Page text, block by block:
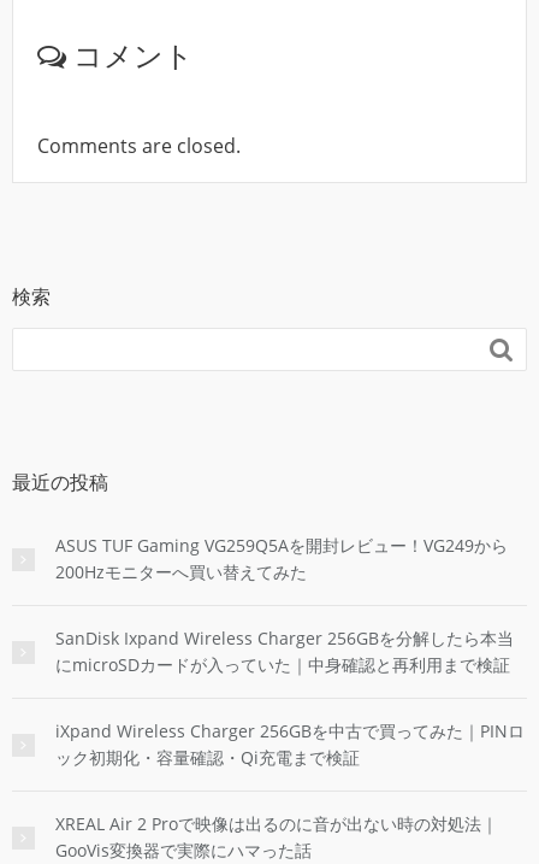
コメント
Comments are closed.
検索

最近の投稿
ASUS TUF Gaming VG259Q5Aを開封レビュー！VG249から
200Hzモニターへ買い替えてみた
SanDisk Ixpand Wireless Charger 256GBを分解したら本当
にmicroSDカードが入っていた｜中身確認と再利用まで検証
iXpand Wireless Charger 256GBを中古で買ってみた｜PINロ
ック初期化・容量確認・Qi充電まで検証
XREAL Air 2 Proで映像は出るのに音が出ない時の対処法｜
GooVis変換器で実際にハマった話